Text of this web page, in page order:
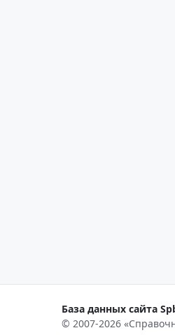
База данных сайта
© 2007-2026